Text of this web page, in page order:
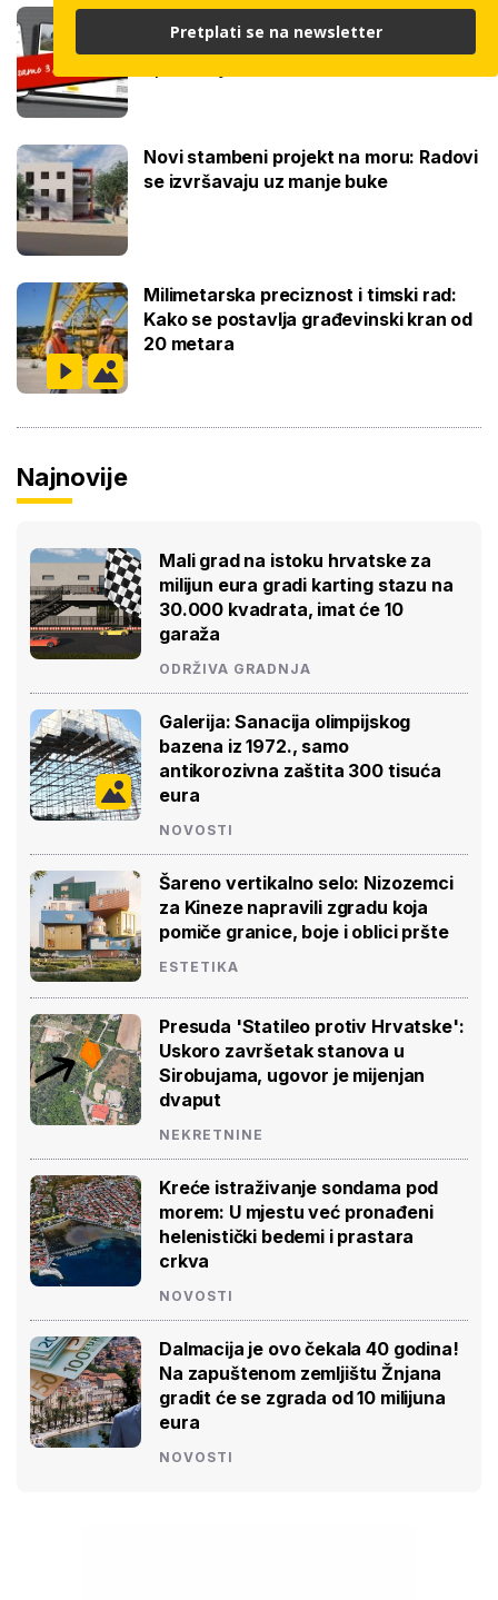
posebnu cijenu: Pretplatite se za samo
Novi stambeni projekt na moru: Radovi
se izvršavaju uz manje buke
Milimetarska preciznost i timski rad:
Kako se postavlja građevinski kran od
20 metara
Najnovije
Mali grad na istoku hrvatske za
milijun eura gradi karting stazu na
30.000 kvadrata, imat će 10
garaža
ODRŽIVA GRADNJA
Galerija: Sanacija olimpijskog
bazena iz 1972., samo
antikorozivna zaštita 300 tisuća
eura
NOVOSTI
Šareno vertikalno selo: Nizozemci
za Kineze napravili zgradu koja
pomiče granice, boje i oblici pršte
ESTETIKA
Presuda 'Statileo protiv Hrvatske':
Uskoro završetak stanova u
Sirobujama, ugovor je mijenjan
dvaput
NEKRETNINE
Kreće istraživanje sondama pod
morem: U mjestu već pronađeni
helenistički bedemi i prastara
crkva
NOVOSTI
Dalmacija je ovo čekala 40 godina!
Na zapuštenom zemljištu Žnjana
gradit će se zgrada od 10 milijuna
eura
NOVOSTI
Pretplati se na newsletter